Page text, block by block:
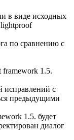
в виде исходных
по сравнению с
1.5.
исправлений с
предыдущими
1.5. будет
диалог